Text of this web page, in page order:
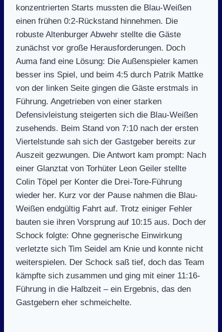
konzentrierten Starts mussten die Blau-Weißen
einen frühen 0:2-Rückstand hinnehmen. Die
robuste Altenburger Abwehr stellte die Gäste
zunächst vor große Herausforderungen. Doch
Auma fand eine Lösung: Die Außenspieler kamen
besser ins Spiel, und beim 4:5 durch Patrik Mattke
von der linken Seite gingen die Gäste erstmals in
Führung. Angetrieben von einer starken
Defensivleistung steigerten sich die Blau-Weißen
zusehends. Beim Stand von 7:10 nach der ersten
Viertelstunde sah sich der Gastgeber bereits zur
Auszeit gezwungen. Die Antwort kam prompt: Nach
einer Glanztat von Torhüter Leon Geiler stellte
Colin Töpel per Konter die Drei-Tore-Führung
wieder her. Kurz vor der Pause nahmen die Blau-
Weißen endgültig Fahrt auf. Trotz einiger Fehler
bauten sie ihren Vorsprung auf 10:15 aus. Doch der
Schock folgte: Ohne gegnerische Einwirkung
verletzte sich Tim Seidel am Knie und konnte nicht
weiterspielen. Der Schock saß tief, doch das Team
kämpfte sich zusammen und ging mit einer 11:16-
Führung in die Halbzeit – ein Ergebnis, das den
Gastgebern eher schmeichelte.